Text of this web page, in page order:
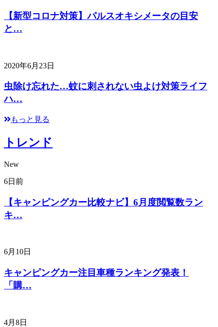
【新型コロナ対策】パルスオキシメータの目安
と…
2020年6月23日
虫除け忘れた…蚊に刺されない虫よけ対策ライフ
ハ…
もっと見る
トレンド
New
6日前
【キャンピングカー比較ナビ】6月度閲覧数ラン
キ…
6月10日
キャンピングカー注目車種ランキング発表！
「購…
4月8日